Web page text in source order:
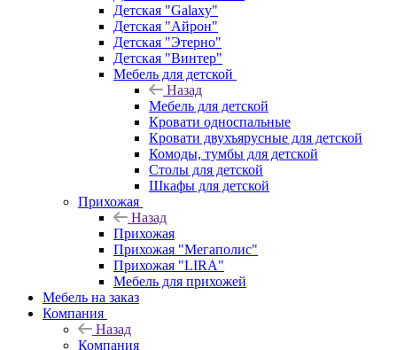
Детская "Galaxy"
Детская "Айрон"
Детская "Этерно"
Детская "Винтер"
Мебель для детской
Назад
Мебель для детской
Кровати односпальные
Кровати двухъярусные для детской
Комоды, тумбы для детской
Столы для детской
Шкафы для детской
Прихожая
Назад
Прихожая
Прихожая "Мегаполис"
Прихожая "LIRA"
Мебель для прихожей
Мебель на заказ
Компания
Назад
Компания